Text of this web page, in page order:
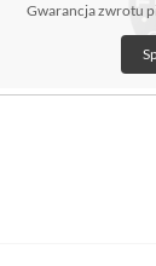
Gwarancja zwrotu